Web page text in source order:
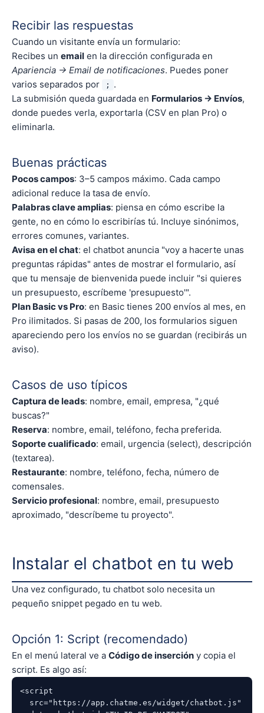
Recibir las respuestas
Cuando un visitante envía un formulario:
Recibes un email en la dirección configurada en
Apariencia → Email de notificaciones. Puedes poner
varios separados por
;
.
La submisión queda guardada en Formularios → Envíos,
donde puedes verla, exportarla (CSV en plan Pro) o
eliminarla.
Buenas prácticas
Pocos campos: 3–5 campos máximo. Cada campo
adicional reduce la tasa de envío.
Palabras clave amplias: piensa en cómo escribe la
gente, no en cómo lo escribirías tú. Incluye sinónimos,
errores comunes, variantes.
Avisa en el chat: el chatbot anuncia "voy a hacerte unas
preguntas rápidas" antes de mostrar el formulario, así
que tu mensaje de bienvenida puede incluir "si quieres
un presupuesto, escríbeme 'presupuesto'".
Plan Basic vs Pro: en Basic tienes 200 envíos al mes, en
Pro ilimitados. Si pasas de 200, los formularios siguen
apareciendo pero los envíos no se guardan (recibirás un
aviso).
Casos de uso típicos
Captura de leads: nombre, email, empresa, "¿qué
buscas?"
Reserva: nombre, email, teléfono, fecha preferida.
Soporte cualificado: email, urgencia (select), descripción
(textarea).
Restaurante: nombre, teléfono, fecha, número de
comensales.
Servicio profesional: nombre, email, presupuesto
aproximado, "descríbeme tu proyecto".
Instalar el chatbot en tu web
Una vez configurado, tu chatbot solo necesita un
pequeño snippet pegado en tu web.
Opción 1: Script (recomendado)
En el menú lateral ve a Código de inserción y copia el
script. Es algo así:
<script
  src="https://app.chatme.es/widget/chatbot.js"